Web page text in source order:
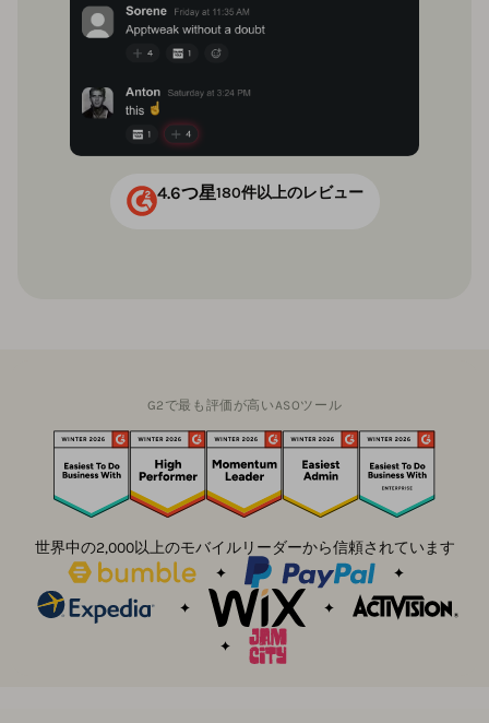
4.6つ星180件以上のレビュー
G2で最も評価が高いASOツール
世界中の2,000以上のモバイルリーダーから信頼されています